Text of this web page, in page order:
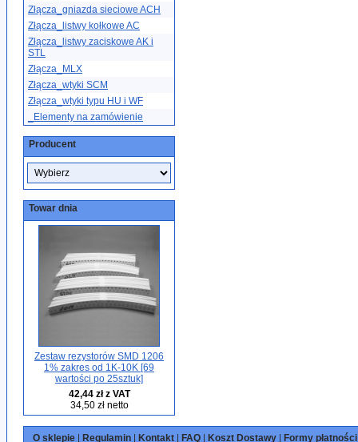
Złącza_gniazda sieciowe ACH
Złącza_listwy kołkowe AC
Złącza_listwy zaciskowe AK i
STL
Złącza_MLX
Złącza_wtyki SCM
Złącza_wtyki typu HU i WF
_Elementy na zamówienie
Producent
Towar dnia
Zestaw rezystorów SMD 1206
1% zakres od 1K-10K [69
wartości po 25sztuk]
42,44 zł z VAT
34,50 zł netto
O sklepie Regulamin Kontakt FAQ Koszt Dostawy Formy płatności